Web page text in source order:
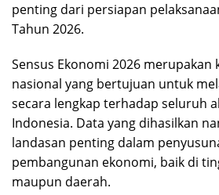
penting dari persiapan
Tahun 2026.
Sensus Ekonomi 2026 merupakan
nasional yang bertujuan untuk
secara lengkap terhadap seluruh
Indonesia. Data yang dihasilkan
landasan penting dalam
pembangunan ekonomi, baik di
maupun daerah.